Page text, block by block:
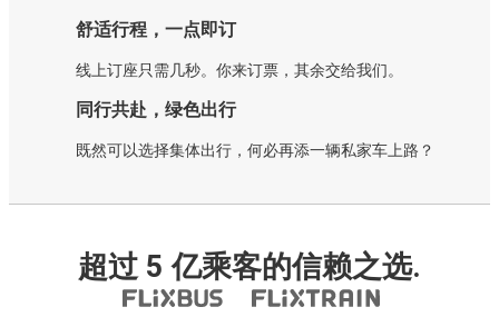
舒适行程，一点即订
线上订座只需几秒。你来订票，其余交给我们。
同行共赴，绿色出行
既然可以选择集体出行，何必再添一辆私家车上路？
超过 5 亿乘客的信赖之选.